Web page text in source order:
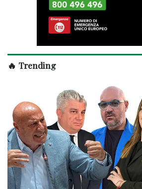
🔥 Trending